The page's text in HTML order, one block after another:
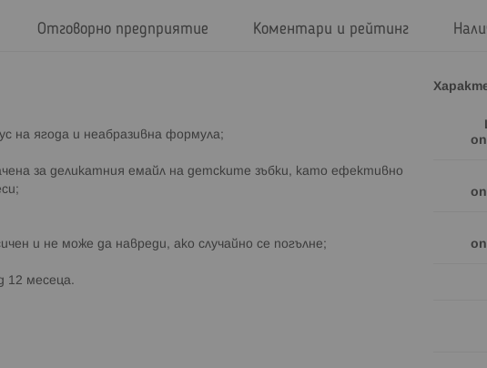
на ягода и неабразивна формула;
за деликатния емайл на детските зъбки, като ефективно
и не може да навреди, ако случайно се погълне;
12 месеца.
Отговорно предприятие Коментари и рейтинг